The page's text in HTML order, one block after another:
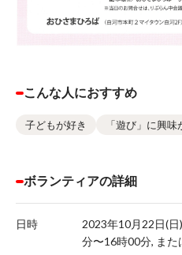
こんな人におすすめ
子どもが好き 「遊び」に興味
ボランティアの詳細
日時
2023年10月22日(
分〜16時00分, また